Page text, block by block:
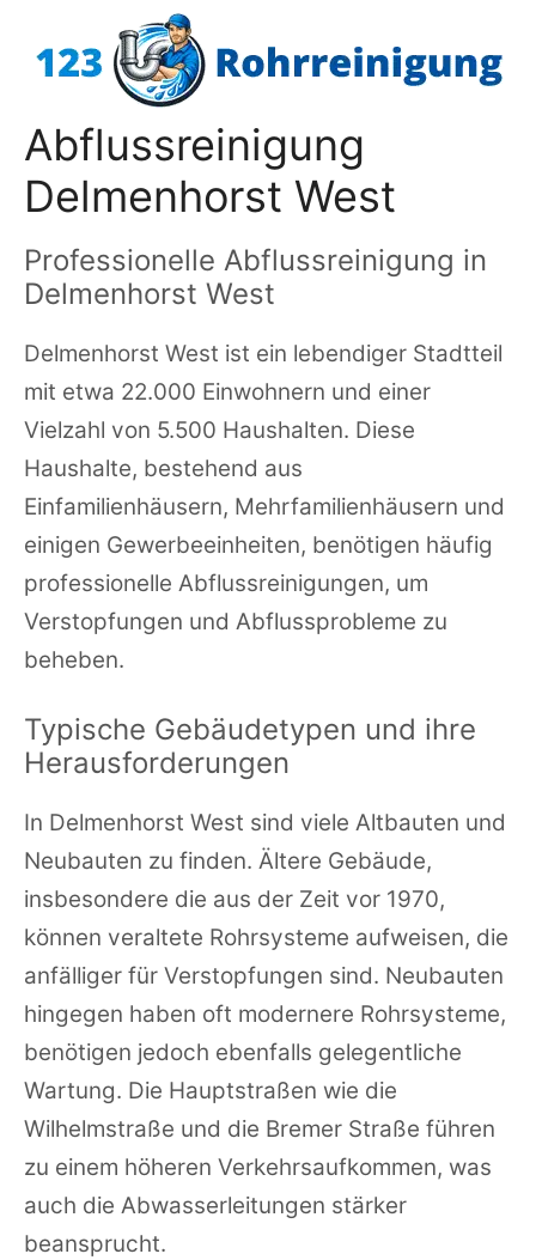
Inhalt
Abflussreinigung
Delmenhorst West
Professionelle Abflussreinigung in
Delmenhorst West
Delmenhorst West ist ein lebendiger Stadtteil
mit etwa 22.000 Einwohnern und einer
Vielzahl von 5.500 Haushalten. Diese
Haushalte, bestehend aus
Einfamilienhäusern, Mehrfamilienhäusern und
einigen Gewerbeeinheiten, benötigen häufig
professionelle Abflussreinigungen, um
Verstopfungen und Abflussprobleme zu
beheben.
Typische Gebäudetypen und ihre
Herausforderungen
In Delmenhorst West sind viele Altbauten und
Neubauten zu finden. Ältere Gebäude,
insbesondere die aus der Zeit vor 1970,
können veraltete Rohrsysteme aufweisen, die
anfälliger für Verstopfungen sind. Neubauten
hingegen haben oft modernere Rohrsysteme,
benötigen jedoch ebenfalls gelegentliche
Wartung. Die Hauptstraßen wie die
Wilhelmstraße und die Bremer Straße führen
zu einem höheren Verkehrsaufkommen, was
auch die Abwasserleitungen stärker
beansprucht.